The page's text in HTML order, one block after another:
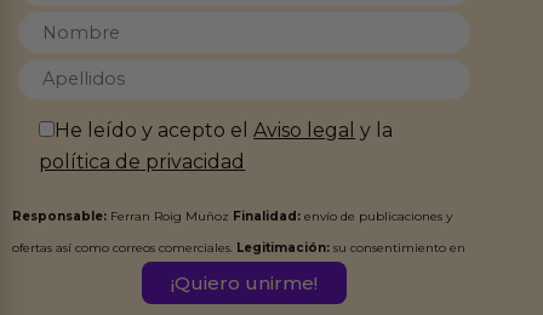
He leído y acepto elAviso legal y la
política de privacidad
Responsable: Ferran Roig Muñoz Finalidad: envío de publicaciones y
ofertas así como correos comerciales. Legitimación: su consentimiento en
Destinatarios:Ferran Roig Muñoz. Podrás ejercer tus